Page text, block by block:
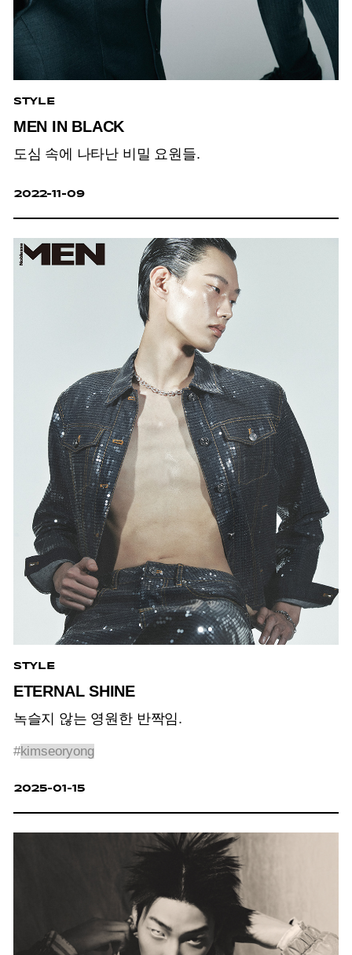
STYLE
MEN IN BLACK
도심 속에 나타난 비밀 요원들.
2022-11-09
STYLE
ETERNAL SHINE
녹슬지 않는 영원한 반짝임.
#kimseoryong
2025-01-15